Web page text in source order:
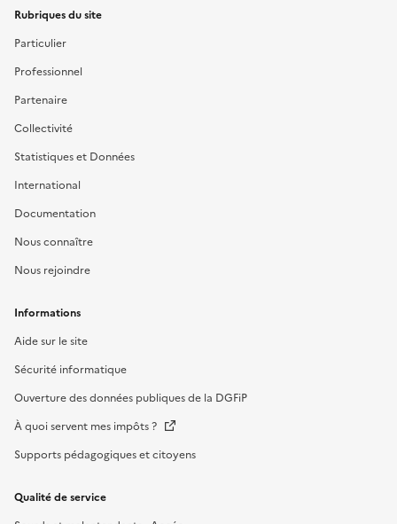
Rubriques du site
Particulier
Professionnel
Partenaire
Collectivité
Statistiques et Données
International
Documentation
Nous connaître
Nous rejoindre
Informations
Aide sur le site
Sécurité informatique
Ouverture des données publiques de la DGFiP
À quoi servent mes impôts ?
Supports pédagogiques et citoyens
Qualité de service